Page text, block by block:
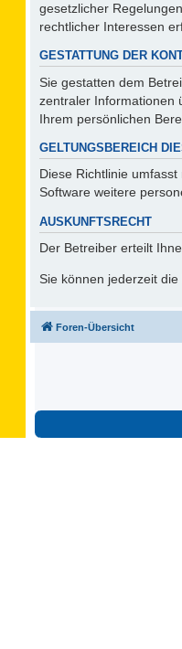
gesetzlicher
rechtlicher Interessen
GESTATTUNG DER
Sie gestatten dem
zentraler Informationen
Ihrem persönlichen
GELTUNGSBEREICH
Diese Richtlinie
Software weitere
AUSKUNFTSRECHT
Der Betreiber erteilt
Sie können jederzeit
Foren-Übersicht